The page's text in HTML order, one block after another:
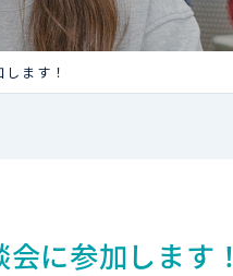
ます！
に参加します！